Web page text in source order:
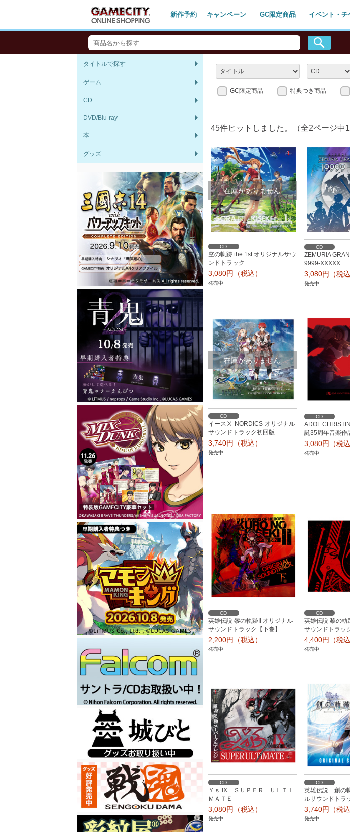
新作予約 キャンペーン GC限定商品 イベント・チ
タイトルで探す
ゲーム
CD
DVD/Blu-ray
本
グッズ
GC限定商品 特典つき商品
45件ヒットしました。（全2ページ中1
在庫がありません
CD
空の軌跡 the 1st オリジナルサウ
ンドトラック
3,080円（税込）
発売中
CD
ZEMURIA
9999-XXXXX
3,080円（税込
発売中
在庫がありません
CD
イースⅩ-NORDICS-オリジナル
サウンドトラック初回版
3,740円（税込）
発売中
CD
ADOL
誕35周年音楽
3,080円（税込
発売中
CD
英雄伝説 黎の軌跡II オリジナル
サウンドトラック【下巻】
2,200円（税込）
発売中
CD
英雄伝説 黎の軌
サウンドトラッ
4,400円（税込
発売中
CD
Ｙｓ IX ＳＵＰＥＲ ＵＬＴＩ
ＭＡＴＥ
3,080円（税込）
発売中
CD
英雄伝説 創の
ルサウンドトラ
3,740円（税込
発売中